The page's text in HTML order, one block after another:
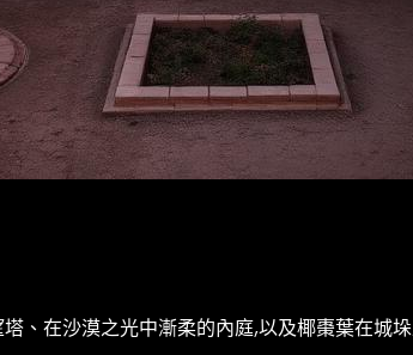
在沙漠之光中漸柔的內庭,以及椰棗葉在城